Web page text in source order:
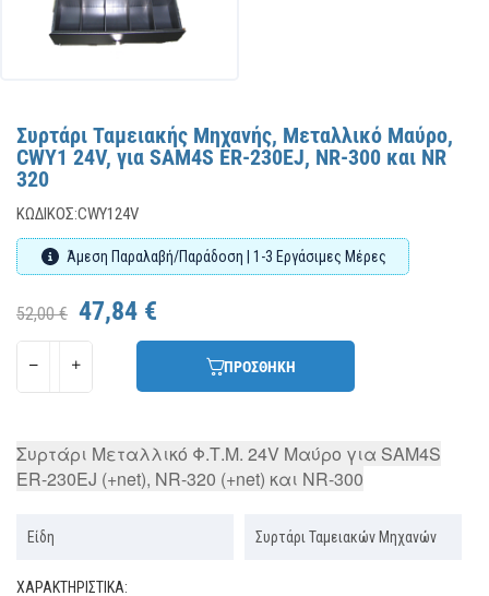
Συρτάρι Ταμειακής Μηχανής, Μεταλλικό Μαύρο,
CWY1 24V, για SAM4S ER-230EJ, NR-300 και NR
320
ΚΩΔΙΚΌΣ:CWY124V
Άμεση Παραλαβή/Παράδοση | 1-3 Εργάσιμες Μέρες
52,00 € 47,84 €
ΠΡΟΣΘΗΚΗ
Συρτάρι Μεταλλικό Φ.Τ.Μ. 24V Μαύρο για SAM4S
ER-230EJ (+net), NR-320 (+net) και NR-300
Είδη Συρτάρι Ταμειακών Μηχανών
ΧΑΡΑΚΤΗΡΙΣΤΙΚΑ: